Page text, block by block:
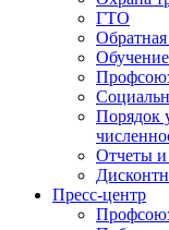
ГТО
Обратная
Обучение
Порядок
Отчеты
Пресс-центр